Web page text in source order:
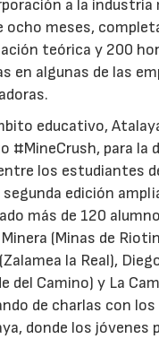
a la industria
ocho meses,
teórica y 200
en algunas de las
educativo,
#MineCrush, para la
los estudiantes
edición
más de 120
(Minas de
la Real),
del Camino) y La
de charlas con
donde los jóvenes